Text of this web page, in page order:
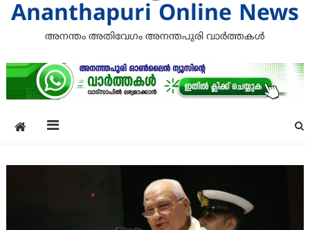
Ananthapuri Online News
അനന്തം അതിവേഗം അനന്തപുരി വാര്‍ത്തകള്‍